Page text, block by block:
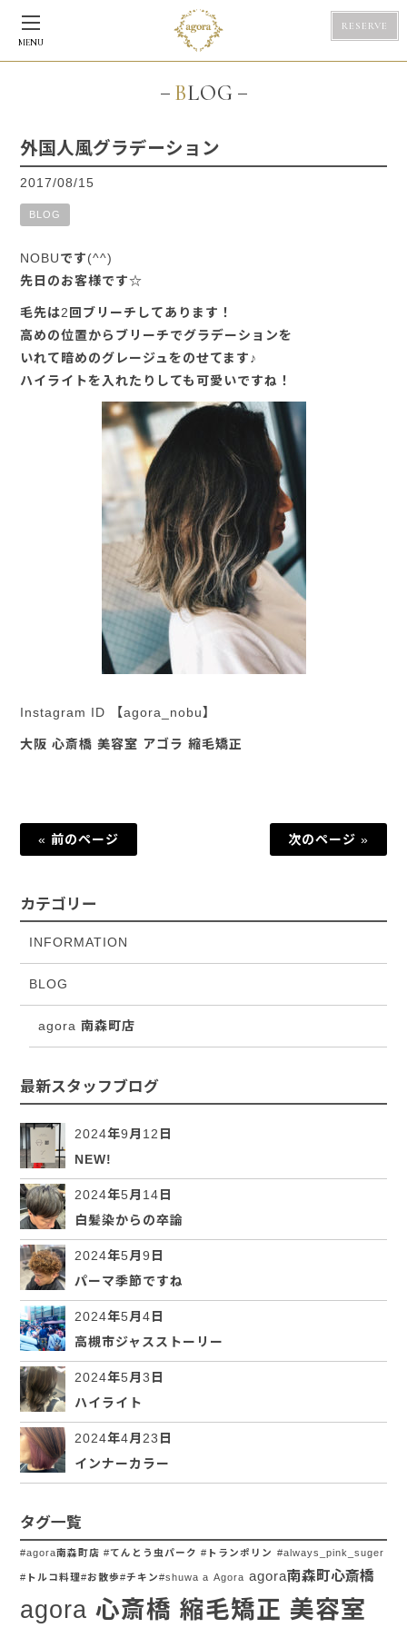
MENU
RESERVE
BLOG
外国人風グラデーション
2017/08/15
BLOG
NOBUです(^^)
先日のお客様です☆
毛先は2回ブリーチしてあります！
高めの位置からブリーチでグラデーションを
いれて暗めのグレージュをのせてます♪
ハイライトを入れたりしても可愛いですね！
Instagram ID 【agora_nobu】
大阪 心斎橋 美容室 アゴラ 縮毛矯正
« 前のページ 次のページ »
カテゴリー
INFORMATION
BLOG
agora 南森町店
最新スタッフブログ
2024年9月12日
NEW!
2024年5月14日
白髪染からの卒論
2024年5月9日
パーマ季節ですね
2024年5月4日
高槻市ジャスストーリー
2024年5月3日
ハイライト
2024年4月23日
インナーカラー
タグ一覧
#agora南森町店 #てんとう虫パーク #トランポリン #always_pink_suger
#トルコ料理#お散歩#チキン#shuwa a Agora agora南森町心斎橋
agora 心斎橋 縮毛矯正 美容室